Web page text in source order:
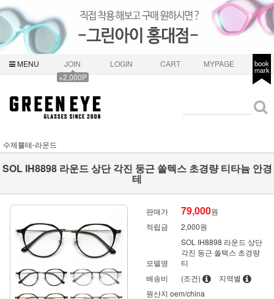
MENU
JOIN
+2,000P
LOGIN CART MYPAGE book
mark
수제뿔테-라운드
SOL IH8898 라운드 상단 각진 둥근 쏠텍스 초경량 티타늄 안경
테
판매가 79,000원
적립금
2,000원
모델명
SOL IH8898 라운드 상단
각진 둥근 쏠텍스 초경량
티
배송비
(조건)
지역별
원산지 oem/china